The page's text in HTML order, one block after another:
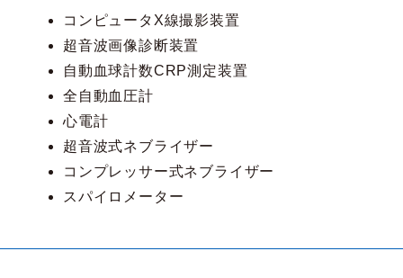
コンピュータX線撮影装置
超音波画像診断装置
自動血球計数CRP測定装置
全自動血圧計
心電計
超音波式ネブライザー
コンプレッサー式ネブライザー
スパイロメーター